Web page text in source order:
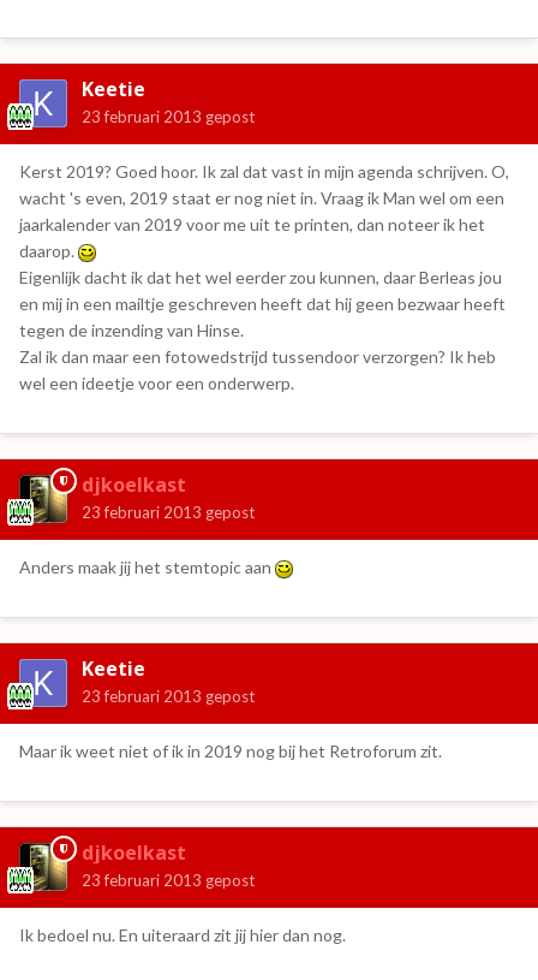
Keetie
23 februari 2013 gepost
Kerst 2019? Goed hoor. Ik zal dat vast in mijn agenda schrijven. O,
wacht 's even, 2019 staat er nog niet in. Vraag ik Man wel om een
jaarkalender van 2019 voor me uit te printen, dan noteer ik het
daarop.
Eigenlijk dacht ik dat het wel eerder zou kunnen, daar Berleas jou
en mij in een mailtje geschreven heeft dat hij geen bezwaar heeft
tegen de inzending van Hinse.
Zal ik dan maar een fotowedstrijd tussendoor verzorgen? Ik heb
wel een ideetje voor een onderwerp.
djkoelkast
23 februari 2013 gepost
Anders maak jij het stemtopic aan
Keetie
23 februari 2013 gepost
Maar ik weet niet of ik in 2019 nog bij het Retroforum zit.
djkoelkast
23 februari 2013 gepost
Ik bedoel nu. En uiteraard zit jij hier dan nog.